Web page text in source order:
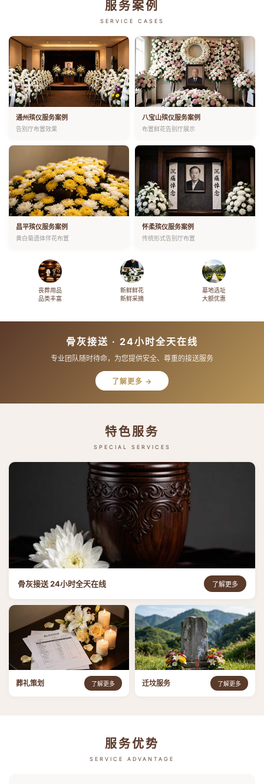
服务案例
SERVICE CASES
通州殡仪服务案例
告别厅布置效果
八宝山殡仪服务案例
布置鲜花告别厅展示
昌平殡仪服务案例
黄白菊遗体伴花布置
怀柔殡仪服务案例
传统形式告别厅布置
丧葬用品
品类丰富
新鲜鲜花
新鲜采摘
墓地选址
大额优惠
骨灰接送 · 24小时全天在线
专业团队随时待命，为您提供安全、尊重的接送服务
了解更多 →
特色服务
SPECIAL SERVICES
骨灰接送 24小时全天在线 了解更多
葬礼策划 了解更多 迁坟服务 了解更多
服务优势
SERVICE ADVANTAGE